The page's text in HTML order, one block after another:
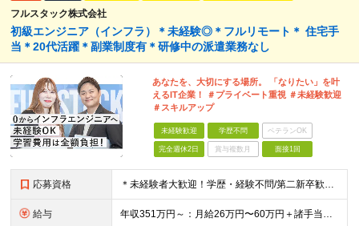
フルスタック株式会社
初級エンジニア（インフラ）＊未経験◎＊フルリモート＊ 住宅手
当＊20代活躍＊副業制度有＊研修中の派遣業務なし
あなたを、大切にする場所。 「なりたい」を叶
えるIT企業！ ＃プライベート重視 ＃未経験歓迎
＃スキルアップ
未経験歓迎 学歴不問 ベテランOK
完全週休2日 賞与複数月 面接1回
応募資格 ＊未経験者大歓迎！学歴・経験不問/第二新卒歓迎/充実研修/WEB面接可能＊ ▼未経験歓迎＆完全ポテンシャル採用！▼ 基礎のキソから学べる研修があるので経験は一切不問！ 面接では「あなたの想い」を教
給与 年収351万円～：月給26万円〜60万円＋諸手当＋インセンティブ（２種）＋賞与 ★Point 設立から9ヶ月で全社員2万円の昇給実績 ※成果はしっかりと還元いたします！ ★Point 100％年